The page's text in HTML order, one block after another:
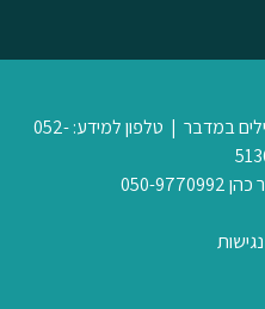
© כל הזכויות שמורות לפסטיבל צלילים במדבר | טלפון למידע: 052-